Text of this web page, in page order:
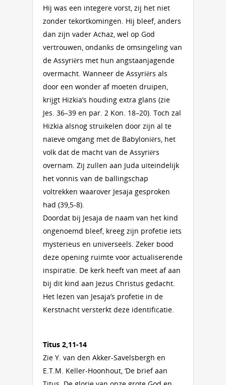
Hij was een integere vorst, zij het niet
zonder tekortkomingen. Hij bleef, anders
dan zijn vader Achaz, wel op God
vertrouwen, ondanks de omsingeling van
de Assyriërs met hun angstaanjagende
overmacht. Wanneer de Assyriërs als
door een wonder af moeten druipen,
krijgt Hizkia’s houding extra glans (zie
Jes. 36–39 en par. 2 Kon. 18–20). Toch zal
Hizkia alsnog struikelen door zijn al te
naïeve omgang met de Babyloniërs, het
volk dat de macht van de Assyriërs
overnam. Zij zullen aan Juda uiteindelijk
het vonnis van de ballingschap
voltrekken waarover Jesaja gesproken
had (39,5-8).
Doordat bij Jesaja de naam van het kind
ongenoemd bleef, kreeg zijn profetie iets
mysterieus en universeels. Zeker bood
deze opening ruimte voor actualiserende
inspiratie. De kerk heeft van meet af aan
bij dit kind aan Jezus Christus gedacht.
Het lezen van Jesaja’s profetie in de
Kerstnacht versterkt deze identificatie.
Titus 2,11-14
Zie Y. van den Akker-Savelsbergh en
E.T.M. Keller-Hoonhout, ‘De brief aan